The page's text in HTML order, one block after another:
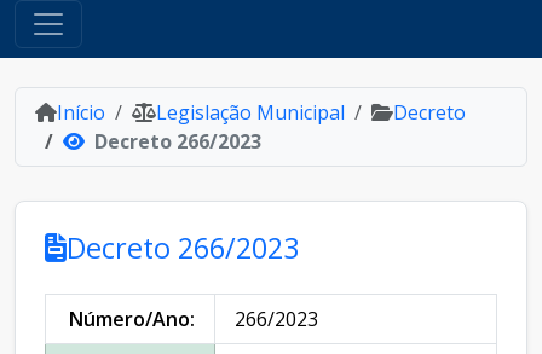
Início Legislação Municipal
Decreto
Decreto 266/2023
Decreto 266/2023
Número/Ano:
266/2023